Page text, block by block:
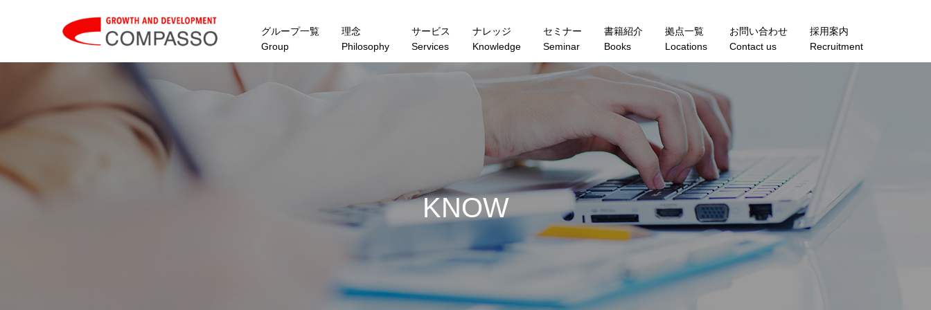
グループ一覧
Group
理念
Philosophy
サービス
Services
ナレッジ
Knowledge
セミナー
Seminar
書籍紹介
Books
拠点一覧
Locations
お問い合わせ
Contact us
採用案内
Recruitment
KNOWLEDG